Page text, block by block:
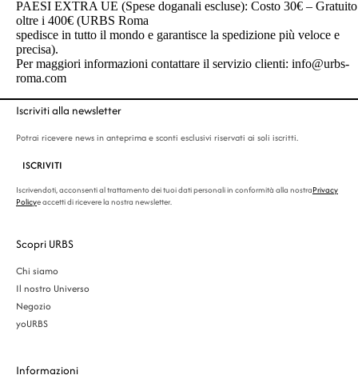
PAESI EXTRA UE (Spese doganali escluse): Costo 30€ – Gratuito
oltre i 400€ (URBS Roma
spedisce in tutto il mondo e garantisce la spedizione più veloce e
precisa).
Per maggiori informazioni contattare il servizio clienti: info@urbs-
roma.com
Iscriviti alla newsletter
Potrai ricevere news in anteprima e sconti esclusivi riservati ai soli iscritti.
ISCRIVITI
Iscrivendoti, acconsenti al trattamento dei tuoi dati personali in conformità alla nostraPrivacy
Policye accetti di ricevere la nostra newsletter.
Scopri URBS
Chi siamo
Il nostro Universo
Negozio
yoURBS
Informazioni